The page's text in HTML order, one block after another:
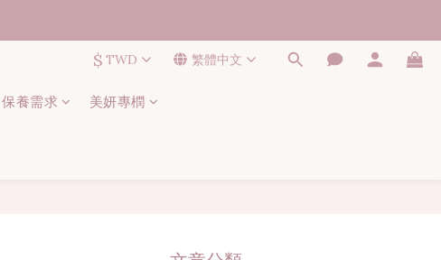
$ TWD 繁體中文
保養需求 美妍專橍